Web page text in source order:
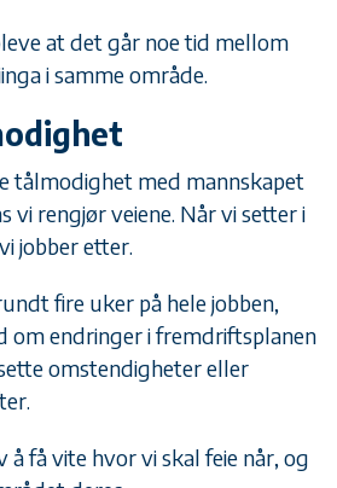
at det går noe tid mellom
i samme område.
tålmodighet med mannskapet
vi rengjør veiene. Når vi setter i
jobber etter.
fire uker på hele jobben,
om endringer i fremdriftsplanen
omstendigheter eller
å få vite hvor vi skal feie når, og